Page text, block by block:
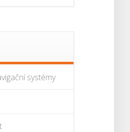
systémy